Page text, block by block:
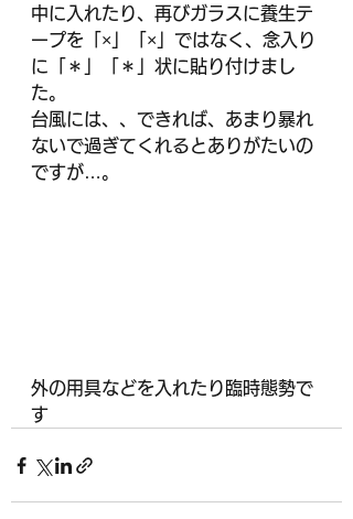
中に入れたり、再びガラスに養生テ
ープを「×」「×」ではなく、念入り
に「＊」「＊」状に貼り付けまし
た。
台風には、、できれば、あまり暴れ
ないで過ぎてくれるとありがたいの
ですが…。
外の用具などを入れたり臨時態勢で
す